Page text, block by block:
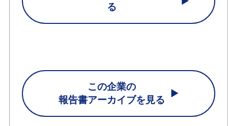
る
この企業の
報告書アーカイブを見る